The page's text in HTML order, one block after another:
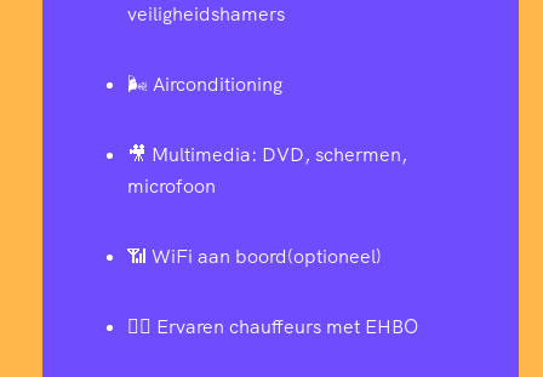
veiligheidshamers
🌬️ Airconditioning
🎥 Multimedia: DVD, schermen,
microfoon
📶 WiFi aan boord(optioneel)
👨‍✈️ Ervaren chauffeurs met EHBO